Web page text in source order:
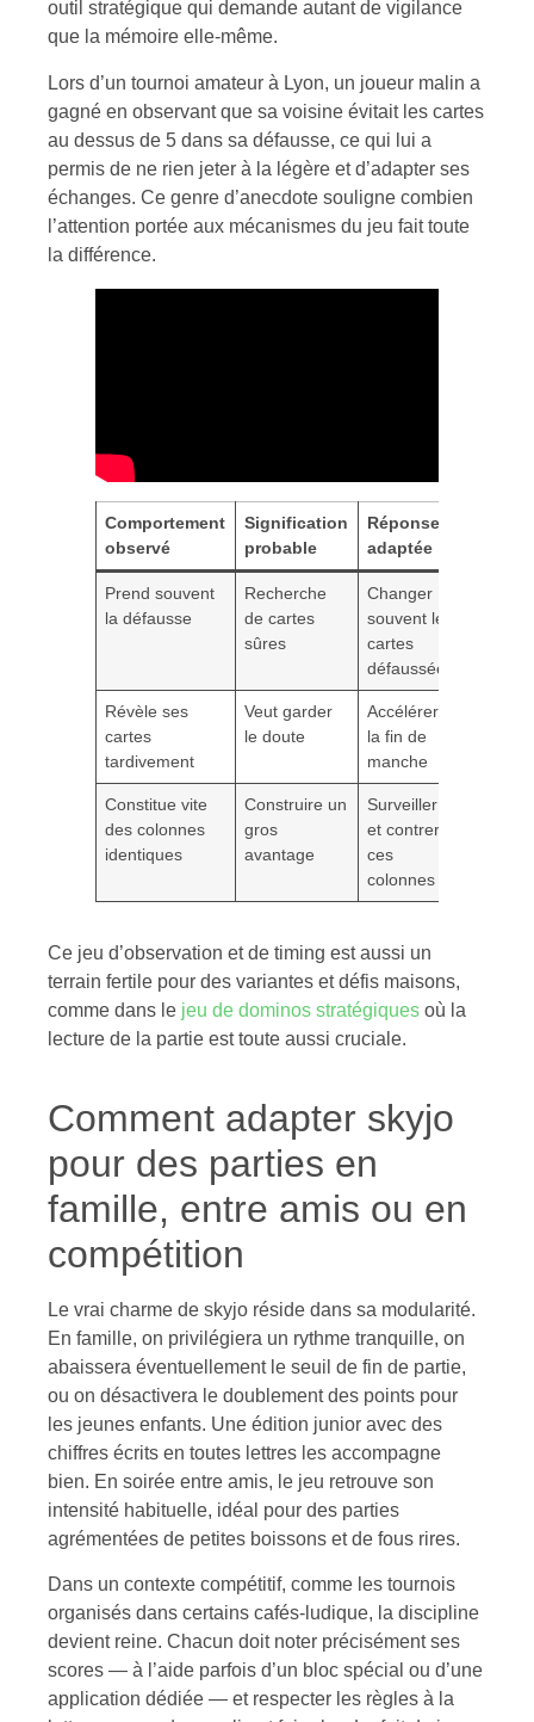
outil stratégique qui demande autant de vigilance
que la mémoire elle-même.
Lors d’un tournoi amateur à Lyon, un joueur malin a
gagné en observant que sa voisine évitait les cartes
au dessus de 5 dans sa défausse, ce qui lui a
permis de ne rien jeter à la légère et d’adapter ses
échanges. Ce genre d’anecdote souligne combien
l’attention portée aux mécanismes du jeu fait toute
la différence.
Comportement
observé
Signification
probable
Réponse
adaptée
Prend souvent
la défausse
Recherche
de cartes
sûres
Changer
souvent les
cartes
défaussées
Révèle ses
cartes
tardivement
Veut garder
le doute
Accélérer
la fin de
manche
Constitue vite
des colonnes
identiques
Construire un
gros
avantage
Surveiller
et contrer
ces
colonnes
Ce jeu d’observation et de timing est aussi un
terrain fertile pour des variantes et défis maisons,
comme dans le jeu de dominos stratégiques où la
lecture de la partie est toute aussi cruciale.
Comment adapter skyjo
pour des parties en
famille, entre amis ou en
compétition
Le vrai charme de skyjo réside dans sa modularité.
En famille, on privilégiera un rythme tranquille, on
abaissera éventuellement le seuil de fin de partie,
ou on désactivera le doublement des points pour
les jeunes enfants. Une édition junior avec des
chiffres écrits en toutes lettres les accompagne
bien. En soirée entre amis, le jeu retrouve son
intensité habituelle, idéal pour des parties
agrémentées de petites boissons et de fous rires.
Dans un contexte compétitif, comme les tournois
organisés dans certains cafés-ludique, la discipline
devient reine. Chacun doit noter précisément ses
scores — à l’aide parfois d’un bloc spécial ou d’une
application dédiée — et respecter les règles à la